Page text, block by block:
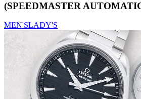
(SPEEDMASTER
MEN'SLADY'S